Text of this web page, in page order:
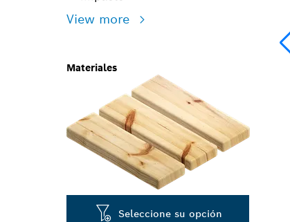
View more
Materiales
Seleccione su opción